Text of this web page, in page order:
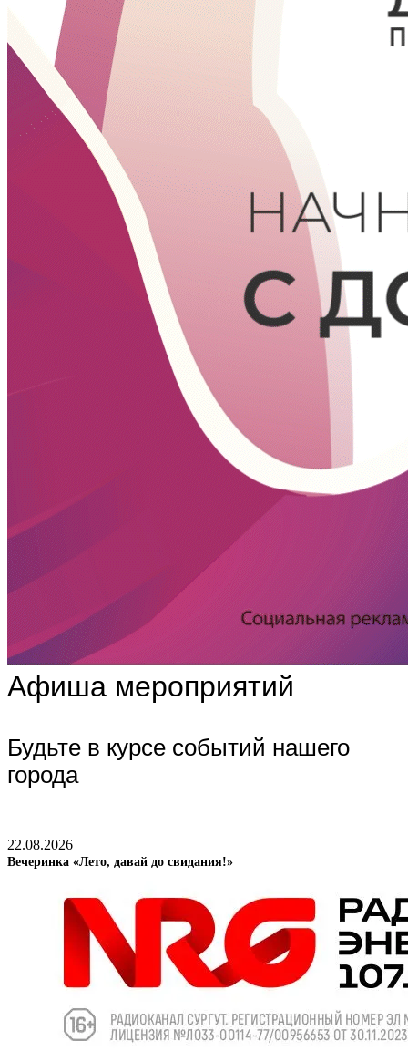
Афиша мероприятий
Будьте в курсе событий нашего
города
22.08.2026
Вечеринка «Лето, давай до свидания!»